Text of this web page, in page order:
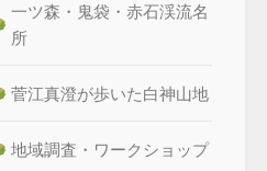
一ツ森・鬼袋・赤石渓流名
所
菅江真澄が歩いた白神山地
地域調査・ワークショップ